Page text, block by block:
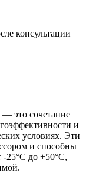
консультации
— это сочетание
и
условиях. Эти
и способны
-25°C до +50°C,